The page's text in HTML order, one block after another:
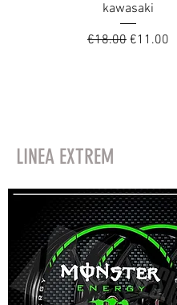
kawasaki
Regular Price
€18.00 Sale Price
€11.00
LINEA EXTREM